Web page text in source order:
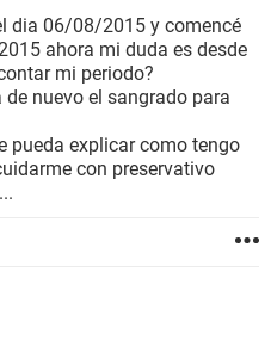
dia 06/08/2015 y comencé
ahora mi duda es desde
mi periodo?
nuevo el sangrado para
pueda explicar como tengo
con preservativo